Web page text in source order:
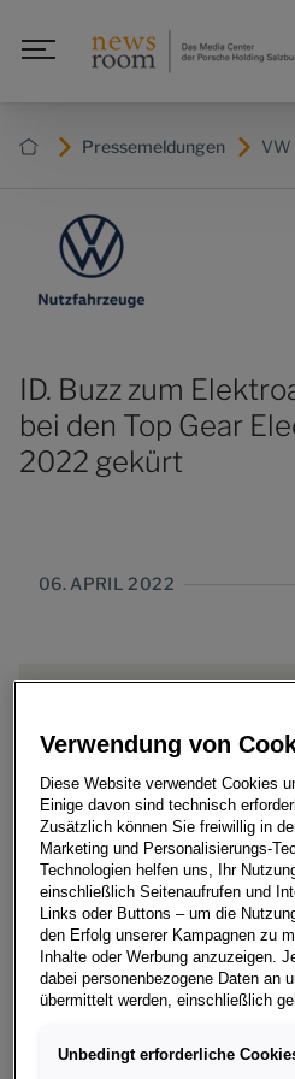
Pressemeldungen VW
ID. Buzz zum
bei den Top Gear
2022 gekürt
06. APRIL 2022
Design, den geräumigen
Fahreigenschaften
• Die Top Gear Electric
Bedeutung der
Automobilsektor auf
Der neue Volkswagen ID. Buzz
Verwendung von
Diese Website verwendet Cookies
Einige davon sind technisch
Zusätzlich können Sie freiwillig in
Marketing und Personalisierungs-
Technologien helfen uns, Ihr
einschließlich Seitenaufrufen und
Links oder Buttons – um die
den Erfolg unserer Kampagnen zu
Inhalte oder Werbung anzuzeigen.
dabei personenbezogene Daten an
übermittelt werden, einschließlich
(z. B. E Mail Adresse oder
Unbedingt erforderliche